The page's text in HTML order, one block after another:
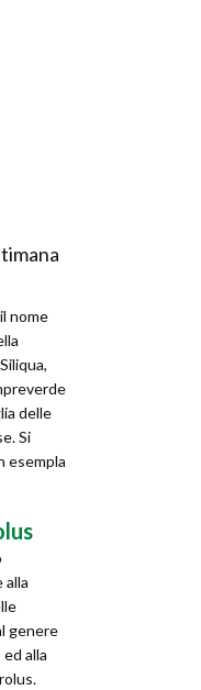
nome
delle
Si
esempla
alla
genere
alla